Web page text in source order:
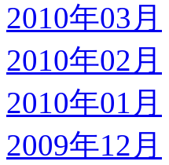
2010年03月
2010年02月
2010年01月
2009年12月